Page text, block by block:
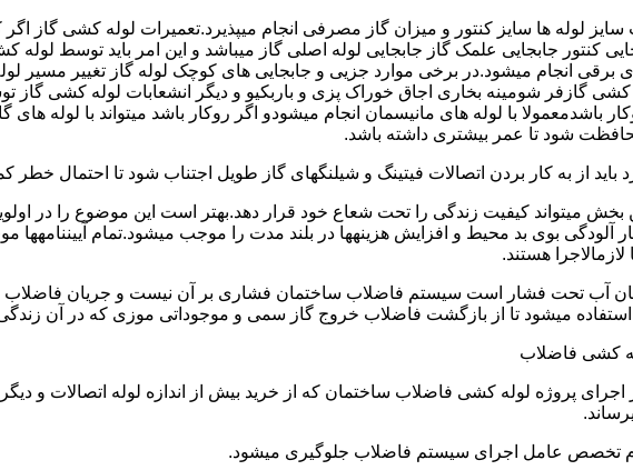
لوله ها سایز کنتور و میزان گاز مصرفی انجام میپذیرد.تعمیرات لوله کشی گاز اگر
کنتور جابجایی علمک گاز جابجایی لوله اصلی گاز میباشد و این امر باید توسط
برقی انجام میشود.در برخی موارد جزیی و جابجایی های کوچک لوله گاز تغییر مسیر
کشی گازفر شومینه بخاری اجاق خوراک پزی و باربکیو و دیگر انشعابات لوله کشی
باشدمعمولا با لوله های مانیسمان انجام میشودو اگر روکار باشد میتواند با لوله های
محافظت شود تا عمر بیشتری داشته باشد.
باید از به کار بردن اتصالات فیتینگ و شیلنگهای گاز طویل اجتناب شود تا احتمال خطر
میتواند کیفیت زندگی را تحت شعاع خود قرار دهد.بهتر است این موضوع را در
آلودگی بوی بد محیط و افزایش هزینهها در بلند مدت را موجب میشود.تمام
هستند.
آب تحت فشار است سیستم فاضلاب ساختمان فشاری بر آن نیست و جریان فاضلاب
میشود تا از بازگشت فاضلاب خروج گاز سمی و موجوداتی موزی که در آن زندگی
کشی فاضلاب
اجرای پروژه لوله کشی فاضلاب ساختمان که از خرید بیش از اندازه لوله اتصالات و